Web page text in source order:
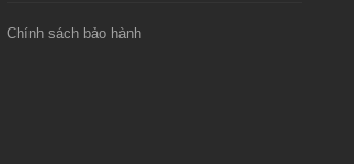
Chính sách bảo hành